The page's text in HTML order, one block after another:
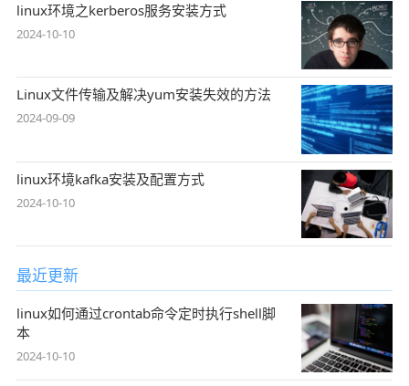
linux环境之kerberos服务安装方式
2024-10-10
Linux文件传输及解决yum安装失效的方法
2024-09-09
linux环境kafka安装及配置方式
2024-10-10
最近更新
linux如何通过crontab命令定时执行shell脚
本
2024-10-10